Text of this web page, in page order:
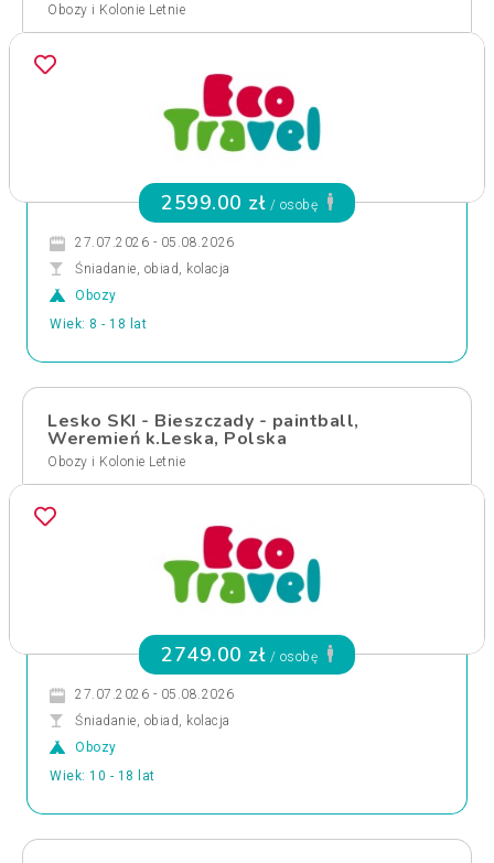
Obozy i Kolonie Letnie
2599.00 zł / osobę
27.07.2026 - 05.08.2026
Śniadanie, obiad, kolacja
Obozy
Wiek: 8 - 18 lat
Lesko SKI - Bieszczady - paintball,
Weremień k.Leska, Polska
Obozy i Kolonie Letnie
2749.00 zł / osobę
27.07.2026 - 05.08.2026
Śniadanie, obiad, kolacja
Obozy
Wiek: 10 - 18 lat